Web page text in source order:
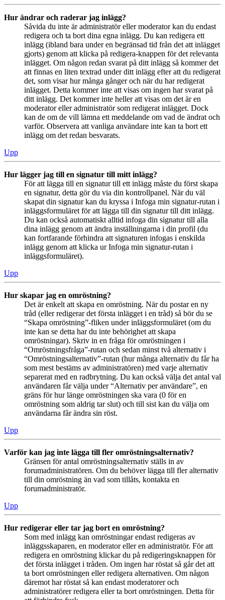
Hur ändrar och raderar jag inlägg?
Såvida du inte är administratör eller moderator kan du endast
redigera och ta bort dina egna inlägg. Du kan redigera ett
inlägg (ibland bara under en begränsad tid från det att inlägget
gjorts) genom att klicka på redigera-knappen för det relevanta
inlägget. Om någon redan svarat på ditt inlägg så kommer det
att finnas en liten textrad under ditt inlägg efter att du redigerat
det, som visar hur många gånger och när du har redigerat
inlägget. Detta kommer inte att visas om ingen har svarat på
ditt inlägg. Det kommer inte heller att visas om det är en
moderator eller administratör som redigerat inlägget. Dock
kan de om de vill lämna ett meddelande om vad de ändrat och
varför. Observera att vanliga användare inte kan ta bort ett
inlägg om det redan besvarats.
Upp
Hur lägger jag till en signatur till mitt inlägg?
För att lägga till en signatur till ett inlägg måste du först skapa
en signatur, detta gör du via din kontrollpanel. När du väl
skapat din signatur kan du kryssa i Infoga min signatur-rutan i
inläggsformuläret för att lägga till din signatur till ditt inlägg.
Du kan också automatiskt alltid infoga din signatur till alla
dina inlägg genom att ändra inställningarna i din profil (du
kan fortfarande förhindra att signaturen infogas i enskilda
inlägg genom att klicka ur Infoga min signatur-rutan i
inläggsformuläret).
Upp
Hur skapar jag en omröstning?
Det är enkelt att skapa en omröstning. När du postar en ny
tråd (eller redigerar det första inlägget i en tråd) så bör du se
“Skapa omröstning”-fliken under inläggsformuläret (om du
inte kan se detta har du inte behörighet att skapa
omröstningar). Skriv in en fråga för omröstningen i
“Omröstningsfråga”-rutan och sedan minst två alternativ i
“Omröstningsalternativ”-rutan (hur många alternativ du får ha
som mest bestäms av administratören) med varje alternativ
separerat med en radbrytning. Du kan också välja det antal val
användaren får välja under “Alternativ per användare”, en
gräns för hur länge omröstningen ska vara (0 för en
omröstning som aldrig tar slut) och till sist kan du välja om
användarna får ändra sin röst.
Upp
Varför kan jag inte lägga till fler omröstningsalternativ?
Gränsen för antal omröstningsalternativ ställs in av
forumadministratören. Om du behöver lägga till fler alternativ
till din omröstning än vad som tillåts, kontakta en
forumadministratör.
Upp
Hur redigerar eller tar jag bort en omröstning?
Som med inlägg kan omröstningar endast redigeras av
inläggsskaparen, en moderator eller en administratör. För att
redigera en omröstning klickar du på redigeringsknappen för
det första inlägget i tråden. Om ingen har röstat så går det att
ta bort omröstningen eller redigera alternativen. Om någon
däremot har röstat så kan endast moderatorer och
administratörer redigera eller ta bort omröstningen. Detta för